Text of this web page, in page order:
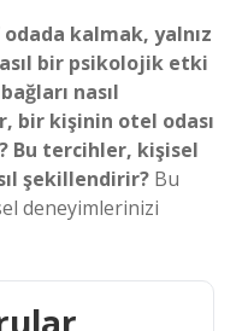
kalmak, yalnız
bir psikolojik etki
nasıl
bir kişinin otel odası
Bu tercihler, kişisel
şekillendirir? Bu
deneyimlerinizi